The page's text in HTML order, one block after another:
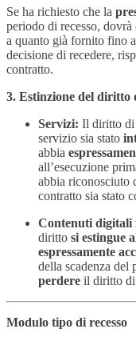
Se ha richiesto che la
periodo di recesso,
a quanto già fornito fino
decisione di recedere,
contratto.
3. Estinzione del diritto
Servizi: Il diritto di
servizio sia stato
abbia
all’esecuzione
abbia riconosciuto
contratto sia stato
Contenuti digitali
diritto si estingue
espressamente
della scadenza del
perdere il diritto di
Modulo tipo di recesso